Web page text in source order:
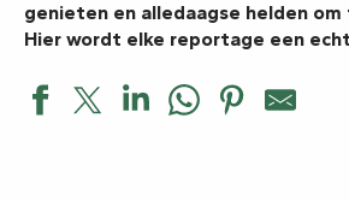
genieten en alledaagse helden
Hier wordt elke reportage een